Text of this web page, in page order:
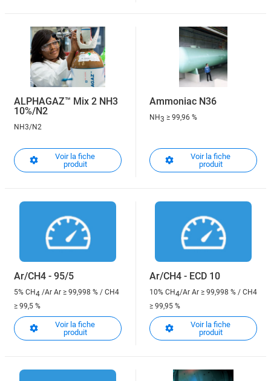
ALPHAGAZ™ Mix 2 NH3
10%/N2
NH3/N2
Voir la fiche
produit
Ammoniac N36
NH3 ≥ 99,96 %
Voir la fiche
produit
Ar/CH4 - 95/5
5% CH4 /Ar Ar ≥ 99,998 % / CH4
≥ 99,5 %
Voir la fiche
produit
Ar/CH4 - ECD 10
10% CH4/Ar Ar ≥ 99,998 % / CH4
≥ 99,95 %
Voir la fiche
produit